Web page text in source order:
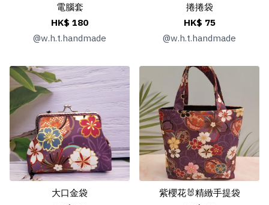
電腦套
HK$ 180
@w.h.t.handmade
捲捲袋
HK$ 75
@w.h.t.handmade
大口金袋
紫櫻花🐰精緻手提袋